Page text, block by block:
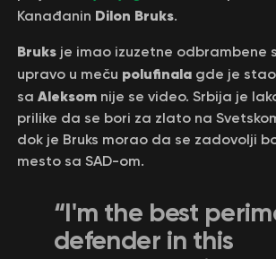
Kanađanin Dilon Bruks.
Bruks je imao izuzetne odbrambene
upravo u meču polufinala gde je
sa Aleksom nije se video. Srbija je
prilike da se bori za zlato na
dok je Bruks morao da se zadovolji
mesto sa SAD-om.
“I'm the best
defender in this